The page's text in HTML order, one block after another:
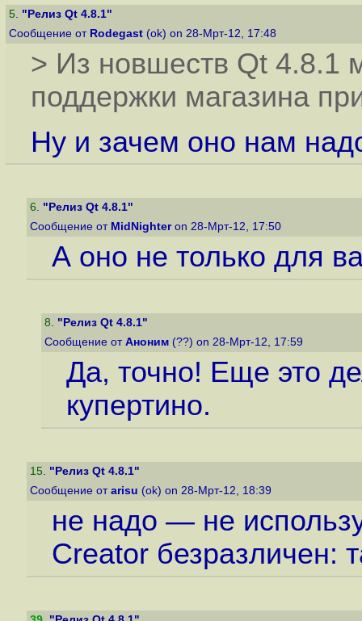
5. "Релиз Qt 4.8.1"
Сообщение от Rodegast (ok) on 28-Мрт-12, 17:48
> Из новшеств Qt 4.8.1
поддержки магазина
Ну и зачем оно нам
6. "Релиз Qt 4.8.1"
Сообщение от MidNighteron 28-Мрт-12, 17:50
А оно не только для
8. "Релиз Qt 4.8.1"
Сообщение от Аноним (??) on 28-Мрт-12, 17:59
Да, точно! Еще это
купертино.
15. "Релиз Qt 4.8.1"
Сообщение от arisu (ok) on 28-Мрт-12, 18:39
не надо — не
Creator безразличен: